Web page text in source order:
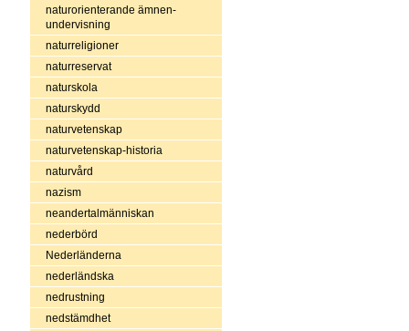
naturorienterande ämnen-
undervisning
naturreligioner
naturreservat
naturskola
naturskydd
naturvetenskap
naturvetenskap-historia
naturvård
nazism
neandertalmänniskan
nederbörd
Nederländerna
nederländska
nedrustning
nedstämdhet